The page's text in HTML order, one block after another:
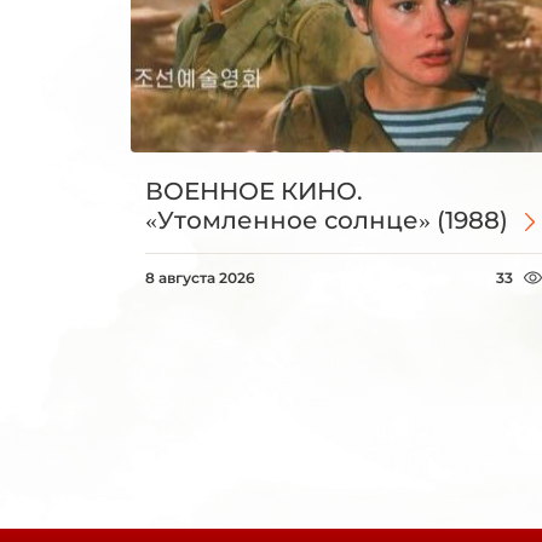
ВОЕННОЕ КИНО.
«Утомленное солнце» (1988)
8 августа 2026 33